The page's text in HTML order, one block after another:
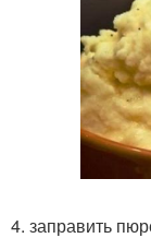
4. заправить